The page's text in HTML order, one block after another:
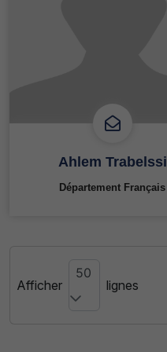
Ahlem Trabelssi
Département Français
Afficher
50
lignes